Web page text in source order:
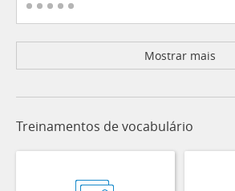
Mostrar mais
Treinamentos de vocabulário